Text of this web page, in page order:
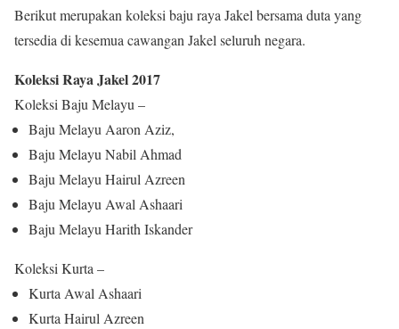
Berikut merupakan koleksi baju raya Jakel bersama duta yang
tersedia di kesemua cawangan Jakel seluruh negara.
Koleksi Raya Jakel 2017
Koleksi Baju Melayu –
Baju Melayu Aaron Aziz,
Baju Melayu Nabil Ahmad
Baju Melayu Hairul Azreen
Baju Melayu Awal Ashaari
Baju Melayu Harith Iskander
Koleksi Kurta –
Kurta Awal Ashaari
Kurta Hairul Azreen